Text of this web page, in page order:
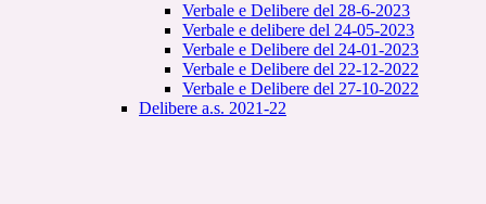
Verbale e Delibere del 28-6-2023
Verbale e delibere del 24-05-2023
Verbale e Delibere del 24-01-2023
Verbale e Delibere del 22-12-2022
Verbale e Delibere del 27-10-2022
Delibere a.s. 2021-22